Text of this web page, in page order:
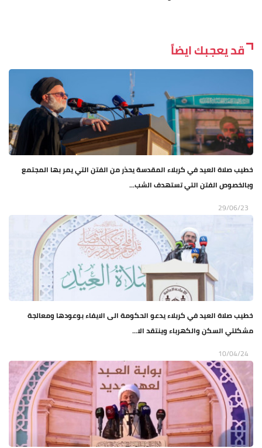
قد يعجبك ايضاً
خطيب صلاة العيد في كربلاء المقدسة يحذر من الفتن التي يمر بها المجتمع
وبالخصوص الفتن التي تستهدف الشب...
29/06/23
خطيب صلاة العيد في كربلاء يدعو الحكومة الى الايفاء بوعودها ومعالجة
مشكلتي السكن والكهرباء وينتقد الا...
10/04/24